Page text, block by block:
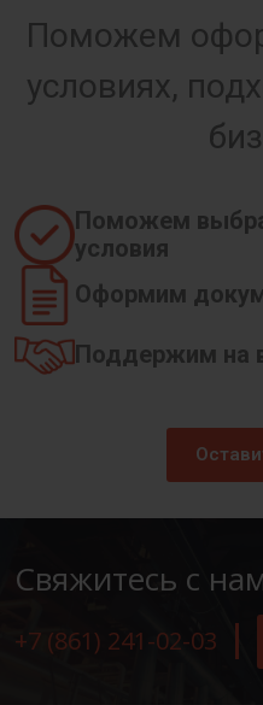
Поможем
условиях,
Поможем
условия
Оформим
Поддержим на
Свяжитесь с
+7 (861) 241-02-03